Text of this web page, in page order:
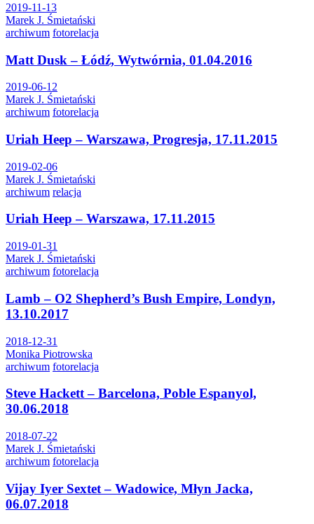
2019-11-13
Marek J. Śmietański
archiwum fotorelacja
Matt Dusk – Łódź, Wytwórnia, 01.04.2016
2019-06-12
Marek J. Śmietański
archiwum fotorelacja
Uriah Heep – Warszawa, Progresja, 17.11.2015
2019-02-06
Marek J. Śmietański
archiwum relacja
Uriah Heep – Warszawa, 17.11.2015
2019-01-31
Marek J. Śmietański
archiwum fotorelacja
Lamb – O2 Shepherd’s Bush Empire, Londyn,
13.10.2017
2018-12-31
Monika Piotrowska
archiwum fotorelacja
Steve Hackett – Barcelona, Poble Espanyol,
30.06.2018
2018-07-22
Marek J. Śmietański
archiwum fotorelacja
Vijay Iyer Sextet – Wadowice, Młyn Jacka,
06.07.2018